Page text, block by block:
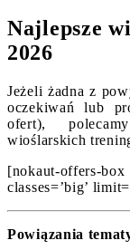
Najlepsze
2026
Jeżeli żadna z
oczekiwań lub
ofert),
wioślarskich
[nokaut-offers-
classes=’big’
Powiązania